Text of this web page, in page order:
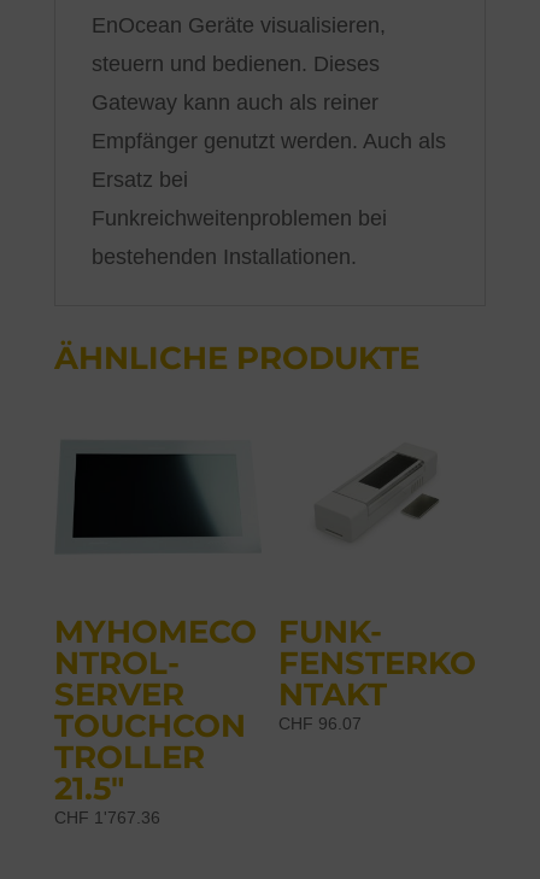
EnOcean Geräte visualisieren,
steuern und bedienen. Dieses
Gateway kann auch als reiner
Empfänger genutzt werden. Auch als
Ersatz bei
Funkreichweitenproblemen bei
bestehenden Installationen.
ÄHNLICHE PRODUKTE
MYHOMECO
NTROL-
SERVER
TOUCHCON
TROLLER
21.5″
CHF 1'767.36
FUNK-
FENSTERKO
NTAKT
CHF 96.07